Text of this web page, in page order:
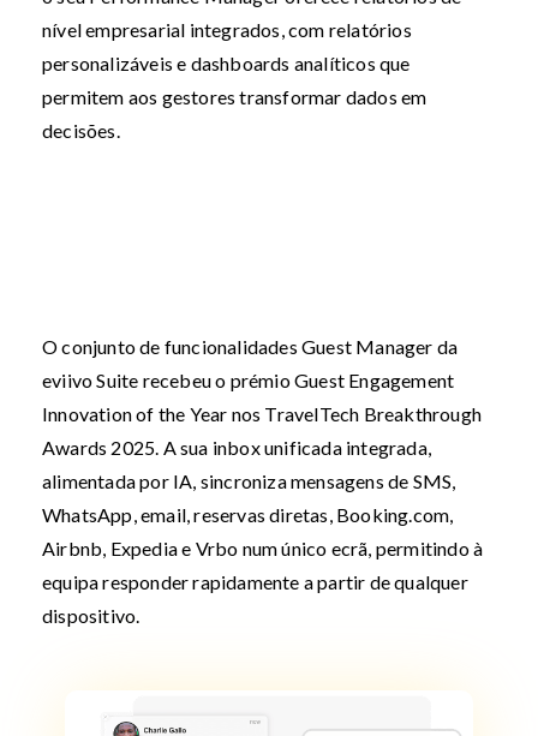
nível empresarial integrados, com relatórios
personalizáveis e dashboards analíticos que
permitem aos gestores transformar dados em
decisões.
O conjunto de funcionalidades Guest Manager da
eviivo Suite recebeu o prémio Guest Engagement
Innovation of the Year nos TravelTech Breakthrough
Awards 2025. A sua inbox unificada integrada,
alimentada por IA, sincroniza mensagens de SMS,
WhatsApp, email, reservas diretas, Booking.com,
Airbnb, Expedia e Vrbo num único ecrã, permitindo à
equipa responder rapidamente a partir de qualquer
dispositivo.